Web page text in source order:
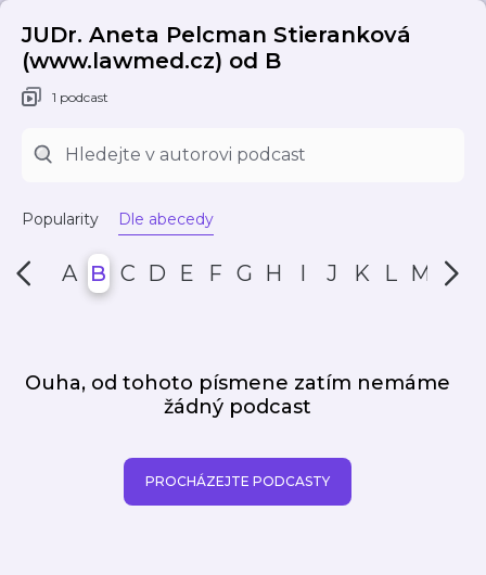
JUDr. Aneta Pelcman Stieranková
(www.lawmed.cz) od B
1 podcast
Popularity Dle abecedy
A B C D E F G H I J K L M N
Ouha, od tohoto písmene zatím nemáme
žádný podcast
PROCHÁZEJTE PODCASTY